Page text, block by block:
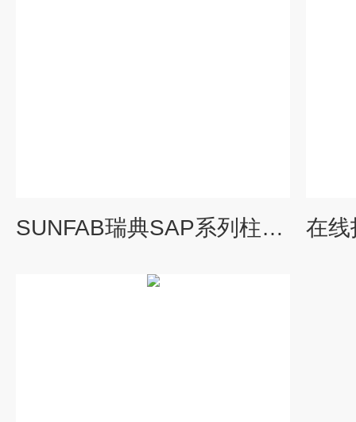
SUNFAB瑞典SAP系列柱塞泵在线指导